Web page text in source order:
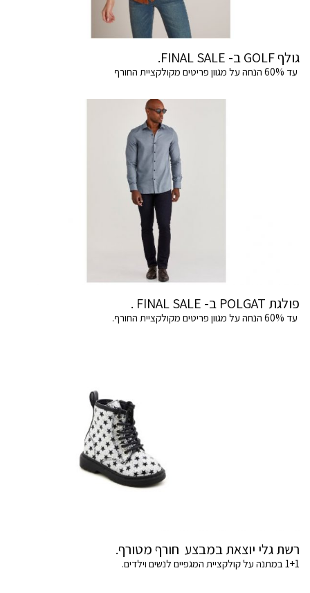
גולף GOLF ב- FINAL SALE.
עד 60% הנחה על מגוון פריטים מקולקציית החורף
פולגת POLGAT ב- FINAL SALE .
עד 60% הנחה על מגוון פריטים מקולקציית החורף.
רשת גלי יוצאת במבצע חורף מטורף.
1+1 במתנה על קולקציית המגפיים לנשים וילדים.